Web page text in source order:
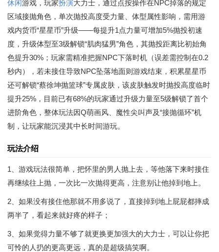
休闲游戏，玩家扮演大力士，通过点按操作在NPC掉落的规定
区域接抛角色，单次抛投高度受力量、体型属性影响，需用游
戏内货币“星星币”升级——每提升1点力量可增加5%抛投初速
度，升级体型至3级解锁“肌肉猛男”角色，其抛投距离比初始角
色提升30%；玩家需精准把握NPC下落时机（误差需控制在0.2
秒内），若未接住导致NPC坠落地面则游戏结束，积累星星币
还可解锁“蔡徐坤抛篮球”专属皮肤，该皮肤触发时抛投高度临时
提升25%，目前已有68%的玩家通过升级力量至5级解锁了首个
进阶角色，整体玩法因Q萌画风、魔性尖叫声及“接抛循环”机
制，让玩家能沉浸其中长时间游玩。
玩法介绍
1、游戏玩法很简单，把怀里的男人抛上去，等他落下来时接住
再继续往上抛，一次比一次抛得更高，注意别让他掉到地上。
2、如果没有接住他那就不用多说了，直接掉到地上屁屁都摔成
两半了，看起来就好疼的样子；
3、如果觉得力量不够了就更换更加强大的大力士，可以让你把
可怜的人扔的更高更远，真的是超级搞笑啊。